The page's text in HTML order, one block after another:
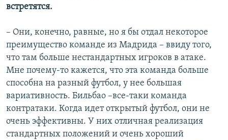
встретятся.
– Они, конечно, равные, но я бы отдал некоторое
преимущество команде из Мадрида – ввиду того,
что там больше нестандартных игроков в атаке.
Мне почему-то кажется, что эта команда больше
способна на разный футбол, у нее большая
вариативность. Бильбао –все-таки команда
контратаки. Когда идет открытый футбол, они не
очень эффективны. У них отличная реализация
стандартных положений и очень хороший